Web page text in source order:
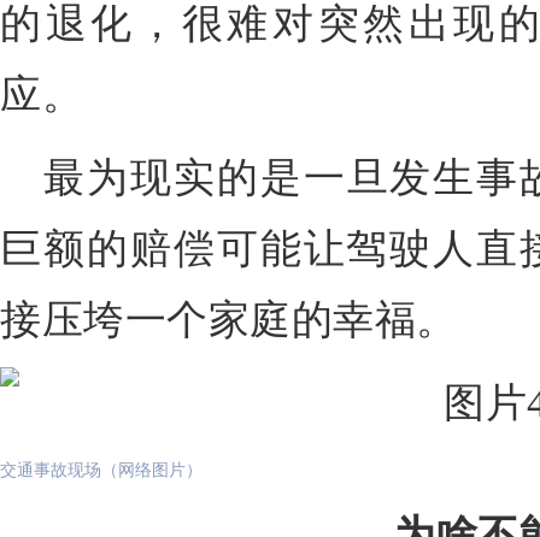
的退化， 很难对突然出现
应。
最为现实的是一旦发生事
巨额的赔偿可能让驾驶人直
接压垮一个家庭的幸福。
交通事故现场（网络图片）